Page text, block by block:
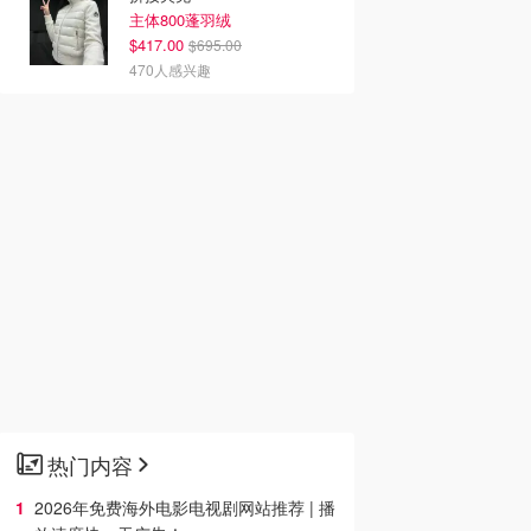
主体800蓬羽绒
$417.00 $695.00
470人感兴趣
热门内容
2026年免费海外电影电视剧网站推荐 | 播